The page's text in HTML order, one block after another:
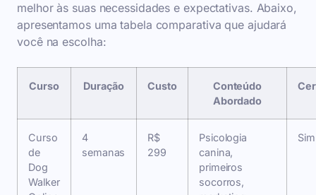
melhor às suas necessidades e expectativas. Abaixo,
apresentamos uma tabela comparativa que ajudará
você na escolha:
Curso Duração Custo
Conteúdo
Abordado
Curso
de
Dog
Walker
4
semanas
R$
299
Psicologia
canina,
primeiros
socorros,
Sim